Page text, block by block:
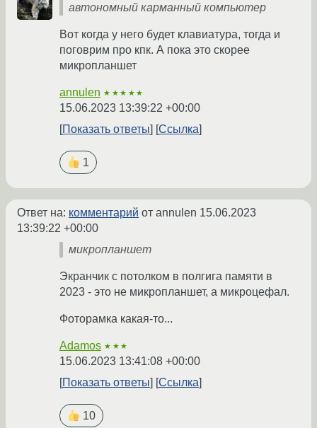
автономный карманный компьютер
Вот когда у него будет клавиатура, тогда и
поговрим про кпк. А пока это скорее
микропланшет
annulen ★★★★★
15.06.2023 13:39:22 +00:00
Показать ответы
Ссылка
1
Ответ на: комментарий от annulen 15.06.2023
13:39:22 +00:00
микропланшет
Экранчик с потолком в полгига памяти в
2023 - это не микропланшет, а микроцефал.
Фоторамка какая-то...
Adamos ★★★
15.06.2023 13:41:08 +00:00
Показать ответы
Ссылка
10